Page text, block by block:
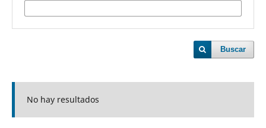
Buscar
No hay resultados